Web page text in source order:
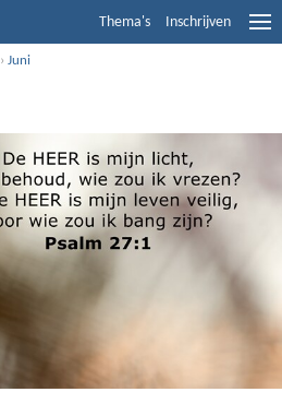
Thema's Inschrijven
›Juni